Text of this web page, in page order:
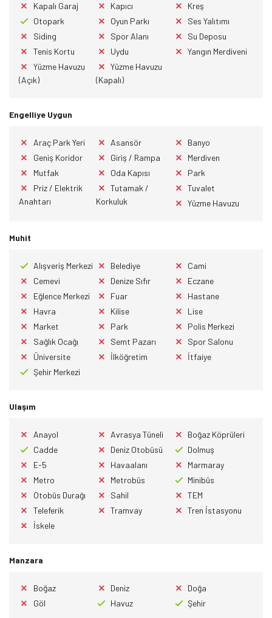
Kapalı Garaj
Kapıcı
Kreş
Otopark
Oyun Parkı
Ses Yalıtımı
Siding
Spor Alanı
Su Deposu
Tenis Kortu
Uydu
Yangın Merdiveni
Yüzme Havuzu
(Açık)
Yüzme Havuzu
(Kapalı)
Engelliye Uygun
Araç Park Yeri Asansör
Banyo
Geniş Koridor
Giriş / Rampa
Merdiven
Mutfak
Oda Kapısı
Park
Priz / Elektrik
Anahtarı
Tutamak /
Korkuluk
Tuvalet
Yüzme Havuzu
Muhit
Alışveriş Merkezi Belediye
Cami
Cemevi
Denize Sıfır
Eczane
Eğlence Merkezi
Fuar
Hastane
Havra
Kilise
Lise
Market
Park
Polis Merkezi
Sağlık Ocağı
Semt Pazarı
Spor Salonu
Üniversite
İlköğretim
İtfaiye
Şehir Merkezi
Ulaşım
Anayol Avrasya Tüneli
Boğaz Köprüleri
Cadde
Deniz Otobüsü
Dolmuş
E-5
Havaalanı
Marmaray
Metro
Metrobüs
Minibüs
Otobüs Durağı
Sahil
TEM
Teleferik
Tramvay
Tren İstasyonu
İskele
Manzara
Boğaz Deniz
Doğa
Göl
Havuz Şehir